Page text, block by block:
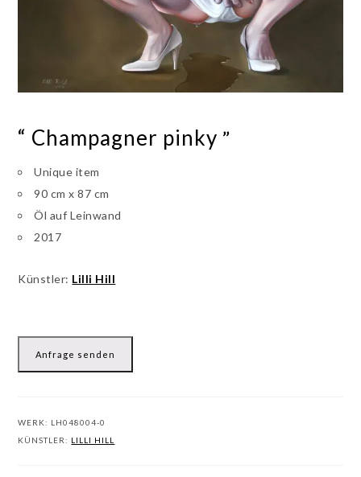
“ Champagner pinky ”
Unique item
90 cm x 87 cm
Öl auf Leinwand
2017
Künstler: Lilli Hill
Anfrage senden
WERK: LH048004-0
KÜNSTLER: LILLI HILL